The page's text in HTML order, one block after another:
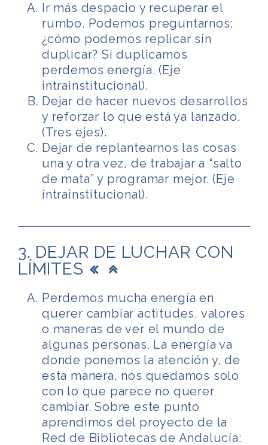
Ir más despacio y recuperar el
rumbo. Podemos preguntarnos;
¿cómo podemos replicar sin
duplicar? Si duplicamos
perdemos energía. (Eje
intrainstitucional).
Dejar de hacer nuevos desarrollos
y reforzar lo que está ya lanzado.
(Tres ejes).
Dejar de replantearnos las cosas
una y otra vez, de trabajar a “salto
de mata” y programar mejor. (Eje
intrainstitucional).
3. DEJAR DE LUCHAR CON
LÍMITES
Perdemos mucha energía en
querer cambiar actitudes, valores
o maneras de ver el mundo de
algunas personas. La energía va
donde ponemos la atención y, de
esta manera, nos quedamos solo
con lo que parece no querer
cambiar. Sobre este punto
aprendimos del proyecto de la
Red de Bibliotecas de Andalucía: